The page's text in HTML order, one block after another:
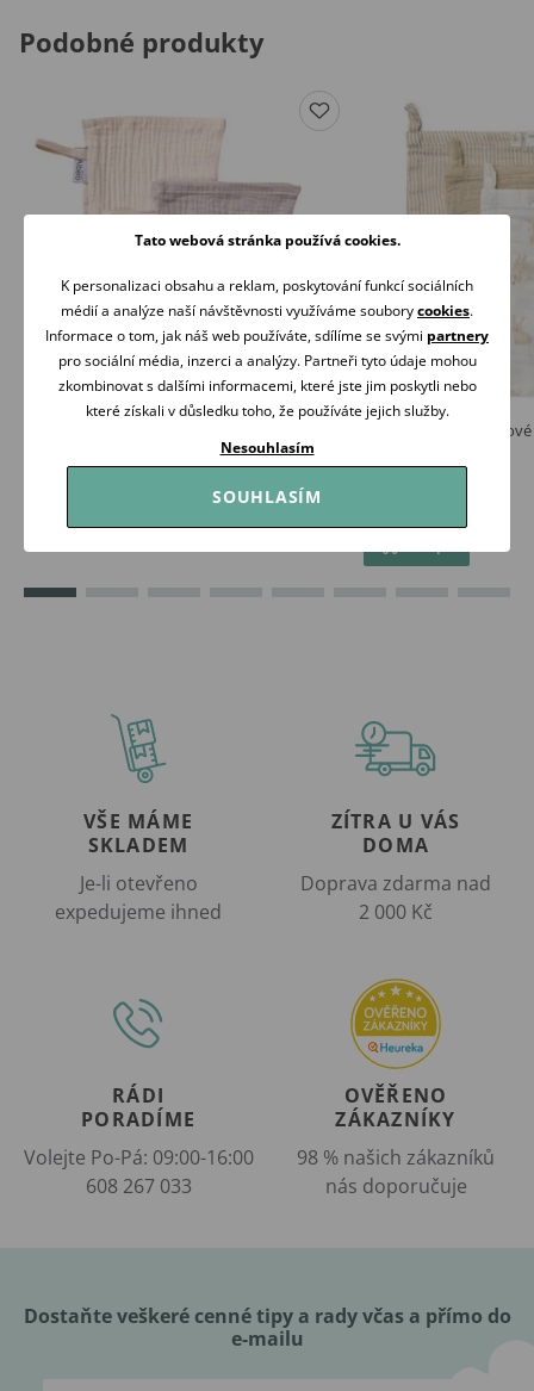
Podobné produkty
Koupit
Little Dutch
209 Kč
VŠE MÁME
SKLADEM
Je-li otevřeno
expedujeme ihned
ZÍTRA U VÁS
DOMA
Doprava zdarma nad
2 000 Kč
RÁDI
PORADÍME
Volejte Po-Pá: 09:00-16:00
608 267 033
OVĚŘENO
ZÁKAZNÍKY
98 % našich zákazníků
nás doporučuje
Dostaňte veškeré cenné tipy a rady včas a přímo do
e-mailu
Tato webová stránka používá cookies.
K personalizaci obsahu a reklam, poskytování funkcí sociálních
médií a analýze naší návštěvnosti využíváme souborycookies.
Informace o tom, jak náš web používáte, sdílíme se svými partnery
pro sociální média, inzerci a analýzy. Partneři tyto údaje mohou
zkombinovat s dalšími informacemi, které jste jim poskytli nebo
které získali v důsledku toho, že používáte jejich služby.
Nesouhlasím
SOUHLASÍM